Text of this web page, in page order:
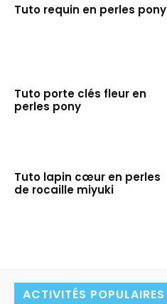
Tuto requin en perles pony
Tuto porte clés fleur en
perles pony
Tuto lapin cœur en perles
de rocaille miyuki
ACTIVITÉS POPULAIRES